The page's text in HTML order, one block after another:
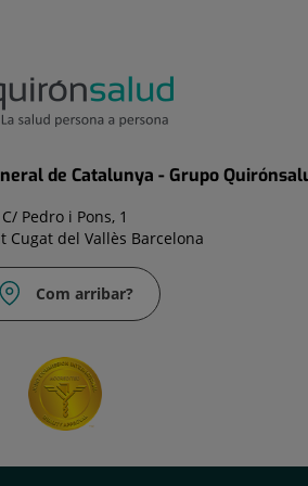
de Catalunya - Grupo
C/ Pedro i Pons, 1
Cugat del Vallès Barcelona
Com arribar?